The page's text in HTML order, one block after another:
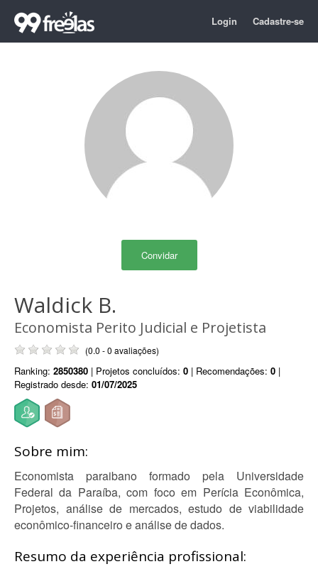
Login Cadastre-se
Convidar
Waldick B.
Economista Perito Judicial e Projetista
(0.0 - 0 avaliações)
Ranking: 2850380 | Projetos concluídos: 0 | Recomendações: 0 |
Registrado desde: 01/07/2025
Sobre mim:
Economista paraibano formado pela Universidade
Federal da Paraíba, com foco em Perícia Econômica,
Projetos, análise de mercados, estudo de viabilidade
econômico-financeiro e análise de dados.
Resumo da experiência profissional: